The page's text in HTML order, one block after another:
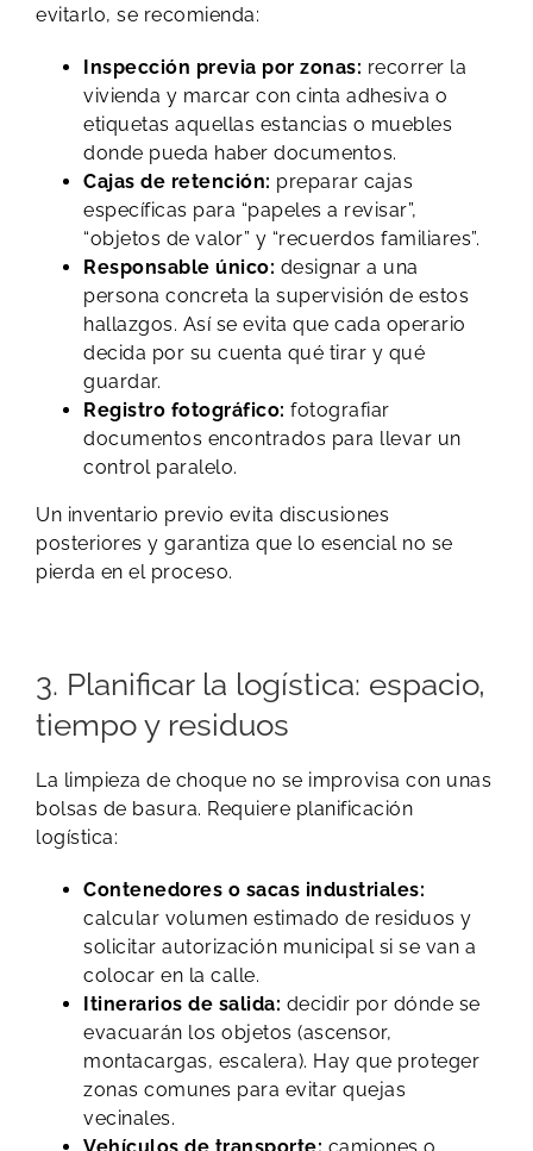
evitarlo, se recomienda:
Inspección previa por zonas: recorrer la
vivienda y marcar con cinta adhesiva o
etiquetas aquellas estancias o muebles
donde pueda haber documentos.
Cajas de retención: preparar cajas
específicas para “papeles a revisar”,
“objetos de valor” y “recuerdos familiares”.
Responsable único: designar a una
persona concreta la supervisión de estos
hallazgos. Así se evita que cada operario
decida por su cuenta qué tirar y qué
guardar.
Registro fotográfico: fotografiar
documentos encontrados para llevar un
control paralelo.
Un inventario previo evita discusiones
posteriores y garantiza que lo esencial no se
pierda en el proceso.
3. Planificar la logística: espacio,
tiempo y residuos
La limpieza de choque no se improvisa con unas
bolsas de basura. Requiere planificación
logística:
Contenedores o sacas industriales:
calcular volumen estimado de residuos y
solicitar autorización municipal si se van a
colocar en la calle.
Itinerarios de salida: decidir por dónde se
evacuarán los objetos (ascensor,
montacargas, escalera). Hay que proteger
zonas comunes para evitar quejas
vecinales.
Vehículos de transporte: camiones o